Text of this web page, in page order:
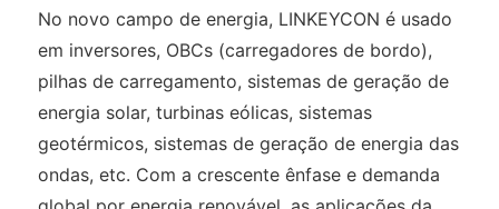
No novo campo de energia, LINKEYCON é usado
em inversores, OBCs (carregadores de bordo),
pilhas de carregamento, sistemas de geração de
energia solar, turbinas eólicas, sistemas
geotérmicos, sistemas de geração de energia das
ondas, etc. Com a crescente ênfase e demanda